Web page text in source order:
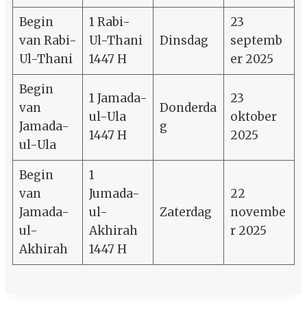
Begin
van Rabi-
Ul-Thani
1 Rabi-
Ul-Thani
1447 H
Dinsdag
23
septemb
er 2025
Begin
van
Jamada-
ul-Ula
1 Jamada-
ul-Ula
1447 H
Donderda
g
23
oktober
2025
Begin
van
Jamada-
ul-
Akhirah
1
Jumada-
ul-
Akhirah
1447 H
Zaterdag
22
novembe
r 2025